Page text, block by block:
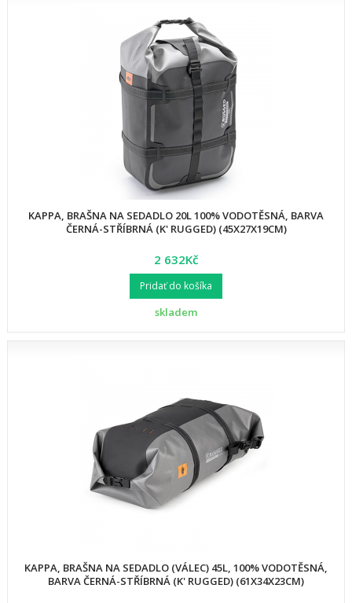
KAPPA, BRAŠNA NA SEDADLO 20L 100% VODOTĚSNÁ, BARVA
ČERNÁ-STŘÍBRNÁ (K' RUGGED) (45X27X19CM)
2 632Kč
Pridať do košíka
skladem
KAPPA, BRAŠNA NA SEDADLO (VÁLEC) 45L, 100% VODOTĚSNÁ,
BARVA ČERNÁ-STŘÍBRNÁ (K' RUGGED) (61X34X23CM)